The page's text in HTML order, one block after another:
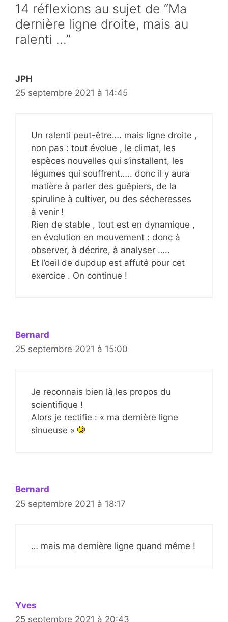
14 réflexions au sujet de “Ma
dernière ligne droite, mais au
ralenti …”
JPH
25 septembre 2021 à 14:45
Un ralenti peut-être…. mais ligne droite ,
non pas : tout évolue , le climat, les
espèces nouvelles qui s’installent, les
légumes qui souffrent….. donc il y aura
matière à parler des guêpiers, de la
spiruline à cultiver, ou des sécheresses
à venir !
Rien de stable , tout est en dynamique ,
en évolution en mouvement : donc à
observer, à décrire, à analyser …..
Et l’oeil de dupdup est affuté pour cet
exercice . On continue !
Bernard
25 septembre 2021 à 15:00
Je reconnais bien là les propos du
scientifique !
Alors je rectifie : « ma dernière ligne
sinueuse »
Bernard
25 septembre 2021 à 18:17
… mais ma dernière ligne quand même !
Yves
25 septembre 2021 à 20:43